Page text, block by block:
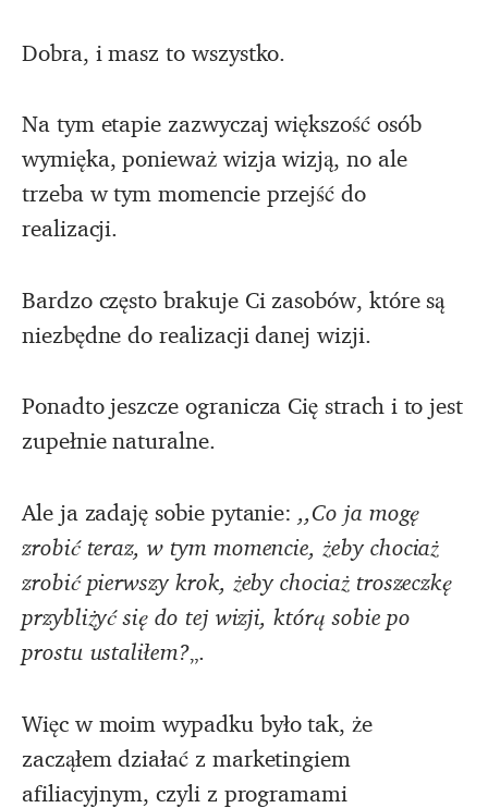
Dobra, i masz to wszystko.
Na tym etapie zazwyczaj większość osób
wymięka, ponieważ wizja wizją, no ale
trzeba w tym momencie przejść do
realizacji.
Bardzo często brakuje Ci zasobów, które są
niezbędne do realizacji danej wizji.
Ponadto jeszcze ogranicza Cię strach i to jest
zupełnie naturalne.
Ale ja zadaję sobie pytanie:,,Co ja mogę
zrobić teraz, w tym momencie, żeby chociaż
zrobić pierwszy krok, żeby chociaż troszeczkę
przybliżyć się do tej wizji, którą sobie po
prostu ustaliłem?„.
Więc w moim wypadku było tak, że
zacząłem działać z marketingiem
afiliacyjnym, czyli z programami